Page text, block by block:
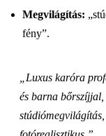
Megvilágítás:
fény”.
„Luxus karóra
és barna bőrszíjjal,